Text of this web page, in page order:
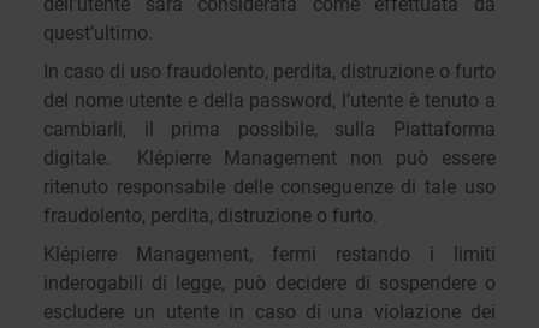
quest’ultimo.
In caso di uso fraudolento, perdita, distruzione o furto
del nome utente e della password, l’utente è tenuto a
cambiarli, il prima possibile, sulla Piattaforma
digitale. Klépierre Management non può essere
ritenuto responsabile delle conseguenze di tale uso
fraudolento, perdita, distruzione o furto.
Klépierre Management, fermi restando i limiti
inderogabili di legge, può decidere di sospendere o
escludere un utente in caso di una violazione dei